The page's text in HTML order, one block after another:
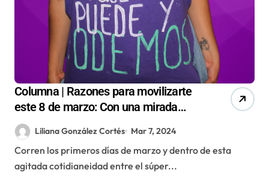
Columna | Razones para movilizarte
este 8 de marzo: Con una mirada
territorial desde la región de
Antofagasta
Liliana González Cortés Mar 7, 2024
Corren los primeros días de marzo y dentro de esta
agitada cotidianeidad entre el súper...